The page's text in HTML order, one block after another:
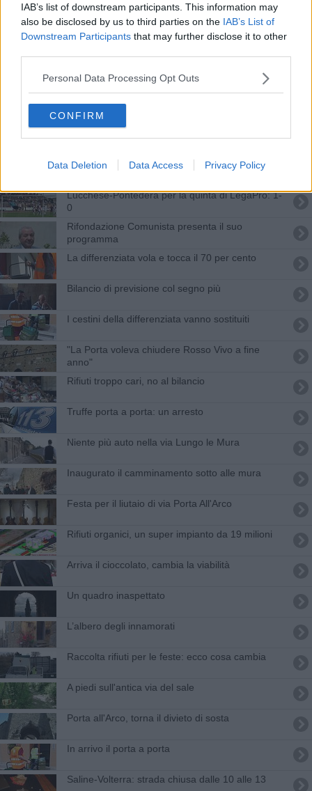
IAB’s list of downstream participants. This information may
also be disclosed by us to third parties on the IAB’s List of
Downstream Participants that may further disclose it to other
Personal Data Processing Opt Outs
CONFIRM
Data Deletion Data Access Privacy Policy
Tirreno Adriatico, a Philipsen la seconda tappa
Il crollo delle mura cambia la viabilità
Per la prima volta in città la Fiamma Olimpica
Disagi per la chiusura della strada verso
Montecastelli
'Il Seme ed il Mare' da Casole al cinema
Lucchese-Pontedera per la quinta di LegaPro: 1-
0
Rifondazione Comunista presenta il suo
programma
La differenziata vola e tocca il 70 per cento
Bilancio di previsione col segno più
I cestini della differenziata vanno sostituiti
"La Porta voleva chiudere Rosso Vivo a fine
anno"
Rifiuti troppo cari, no al bilancio
Truffe porta a porta: un arresto
Niente più auto nella via Lungo le Mura
Inaugurato il camminamento sotto alle mura
Festa per il liutaio di via Porta All'Arco
Rifiuti organici, un super impianto da 19 milioni
Arriva il cioccolato, cambia la viabilità
Un quadro inaspettato
L’albero degli innamorati
Raccolta rifiuti per le feste: ecco cosa cambia
A piedi sull'antica via del sale
Porta all'Arco, torna il divieto di sosta
In arrivo il porta a porta
Saline-Volterra: strada chiusa dalle 10 alle 13